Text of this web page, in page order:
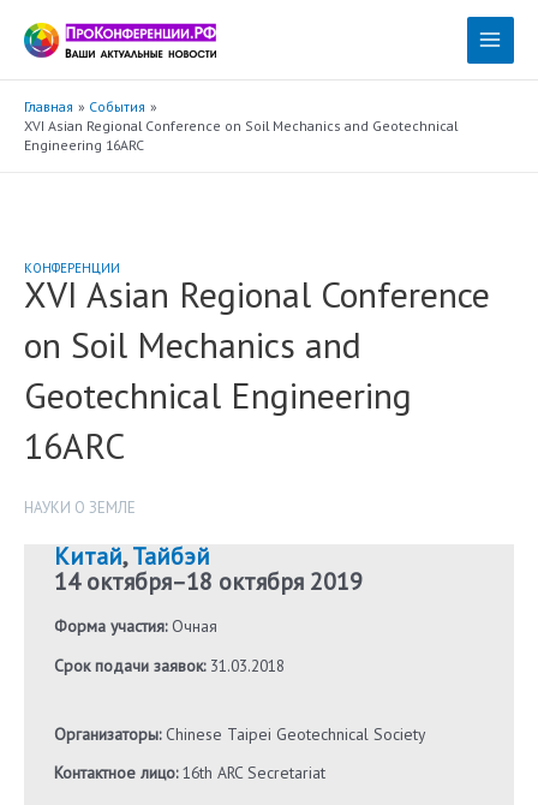
содержимому
Main
Главная
События
XVI Asian Regional Conference on Soil Mechanics and Geotechnical
Engineering 16ARC
КОНФЕРЕНЦИИ
XVI Asian Regional Conference
on Soil Mechanics and
Geotechnical Engineering
16ARC
НАУКИ О ЗЕМЛЕ
Китай,Тайбэй
14 октября–18 октября 2019
Форма участия:Очная
Срок подачи заявок:31.03.2018
Организаторы:Chinese Taipei Geotechnical Society
Контактное лицо:16th ARC Secretariat